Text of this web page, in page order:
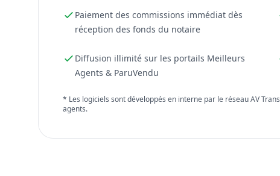
Paiement des commissions immédiat dès
réception des fonds du notaire
Diffusion illimité sur les portails Meilleurs
Agents & ParuVendu
* Les logiciels sont développés en interne par le réseau AV
agents.